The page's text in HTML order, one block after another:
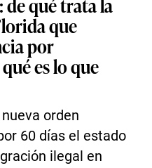
que
por
es lo que
orden
60 días el estado
ilegal en